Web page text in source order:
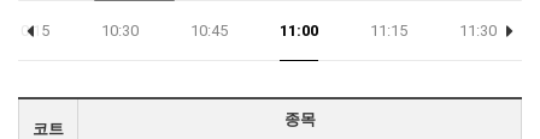
10:15 10:30 10:45 11:00 11:15 11:30
코트
종목